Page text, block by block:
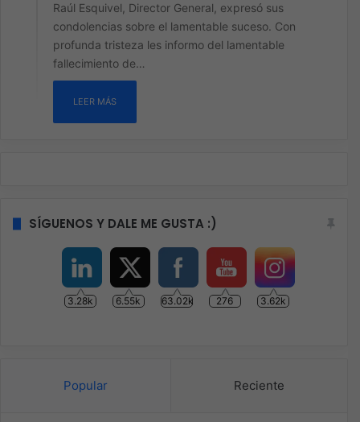
Raúl Esquivel, Director General, expresó sus
condolencias sobre el lamentable suceso. Con
profunda tristeza les informo del lamentable
fallecimiento de…
LEER MÁS
SÍGUENOS Y DALE ME GUSTA :)
3.28k 6.55k 63.02k 276 3.62k
Popular Reciente